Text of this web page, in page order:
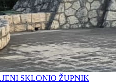
SKLONIO ŽUPNIK